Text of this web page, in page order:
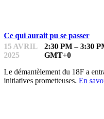
Ce qui aurait pu se passer
15 AVRIL
2025
2:30 PM – 3:30
GMT+0
Le démantèlement du 18F a
initiatives prometteuses. En